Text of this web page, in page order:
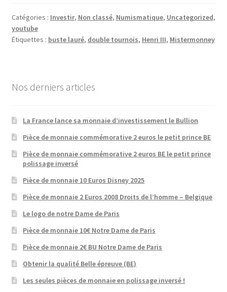
Catégories : Investir, Non classé, Numismatique, Uncategorized,
youtube
Étiquettes : buste lauré, double tournois, Henri III, Mistermonney
Nos derniers articles
La France lance sa monnaie d’investissement le Bullion
Pièce de monnaie commémorative 2 euros le petit prince BE
Pièce de monnaie commémorative 2 euros BE le petit prince
polissage inversé
Pièce de monnaie 10 Euros Disney 2025
Pièce de monnaie 2 Euros 2008 Droits de l’homme – Belgique
Le logo de notre Dame de Paris
Pièce de monnaie 10€ Notre Dame de Paris
Pièce de monnaie 2€ BU Notre Dame de Paris
Obtenir la qualité Belle épreuve (BE)
Les seules pièces de monnaie en polissage inversé !